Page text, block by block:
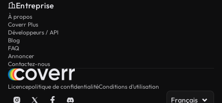
Entreprise
À propos
Coverr Plus
Développeurs / API
Blog
FAQ
Annoncer
Contactez-nous
Licencepolitique de confidentialitéConditions d’utilisation
Français